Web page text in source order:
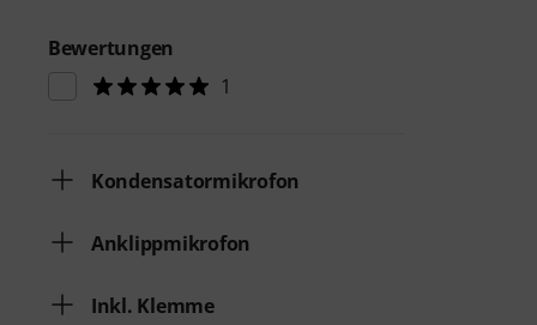
Bewertungen
1
Kondensatormikrofon
Anklippmikrofon
Inkl. Klemme